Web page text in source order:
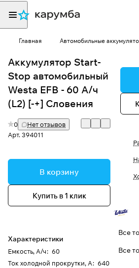
Главная Автомобильные
Аккумулятор Start-
Stop автомобильный
Westa EFB - 60 А/ч
(L2) [-+] Словения
0
Нет отзывов
Арт.394011
В корзину
Купить в 1 клик
Характеристики
Емкость, А/ч: 60
Ток холодной прокрутки, А: 640
Все
Все